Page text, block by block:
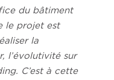
du bâtiment
le projet est
la
l’évolutivité sur
C’est à cette